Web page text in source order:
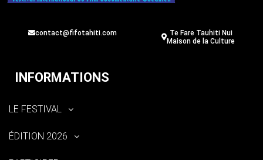
contact@fifotahiti.com
Te Fare Tauhiti Nui
Maison de la Culture
INFORMATIONS
LE FESTIVAL
ÉDITION 2026